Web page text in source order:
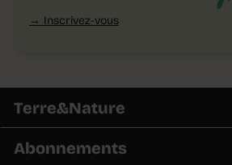
Inscrivez-vous
Terre&Nature
Abonnements